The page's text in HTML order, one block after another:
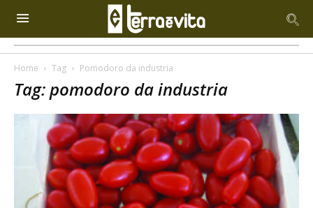
Home Tag Pomodoro da industria
Tag: pomodoro da industria